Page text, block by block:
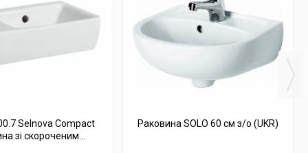
Selnova Compact
зі скороченим...
Раковина SOLO 60 см з/о (UKR)